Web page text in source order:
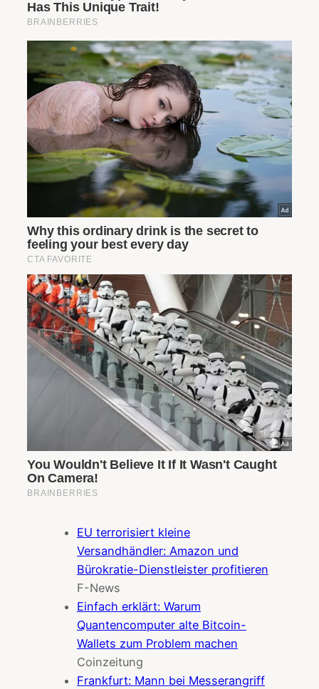
EU terrorisiert kleine
Versandhändler: Amazon und
Bürokratie-Dienstleister profitieren
F-News
Einfach erklärt: Warum
Quantencomputer alte Bitcoin-
Wallets zum Problem machen
Coinzeitung
Frankfurt: Mann bei Messerangriff